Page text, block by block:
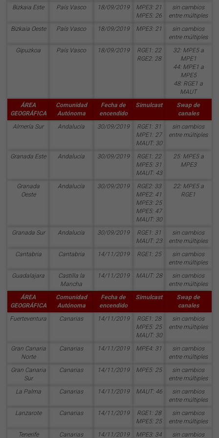
Bizkaia Este País Vasco 18/09/2019
MPE3: 21
MPE5: 26
sin cambios
entre múltiples
Bizkaia Oeste
País Vasco 18/09/2019 MPE3: 21
sin cambios
entre múltiples
Gipuzkoa
País Vasco 18/09/2019
RGE1: 22
RGE2: 28
32: MPE5 a
MPE1
44: MPE1 a
MPE5
48: RGE1 a
MAUT
ÁREA
GEOGRÁFICA
Comunidad
Autónoma
Fecha de
encendido
Simulcast
Swap de
canales
Almería Sur
Andalucía 30/09/2019
RGE1: 31
MPE1: 27
MAUT: 30
sin cambios
entre múltiples
Granada Este Andalucía 30/09/2019
RGE1: 22
MPE5: 31
MAUT: 43
25: MPE5 a
MPE3
Granada
Oeste
Andalucía 30/09/2019
RGE2: 33
MPE2: 41
MPE3: 25
MPE5: 47
MAUT: 30
22: MPE5 a
RGE1
Granada Sur Andalucía 30/09/2019
RGE1: 31
MAUT: 23
sin cambios
entre múltiples
Cantabria
Cantabria 14/11/2019 RGE1: 25
sin cambios
entre múltiples
Guadalajara
Castilla la
Mancha
14/11/2019 MAUT: 28
sin cambios
entre múltiples
ÁREA
GEOGRÁFICA
Comunidad
Autónoma
Fecha de
encendido
Simulcast
Swap de
canales
Fuerteventura
Canarias 14/11/2019
RGE1: 28
MPE5: 25
MAUT: 30
sin cambios
entre múltiples
Gran Canaria
Norte
Canarias 14/11/2019 MPE4: 31
sin cambios
entre múltiples
Gran Canaria
Sur
Canarias 14/11/2019 MPE5: 25
sin cambios
entre múltiples
La Palma
Canarias 14/11/2019 MAUT: 46
sin cambios
entre múltiples
Lanzarote
Canarias 14/11/2019
RGE1: 28
MPE5: 25
sin cambios
entre múltiples
Tenerife
Canarias 14/11/2019
MPE3: 34
sin cambios